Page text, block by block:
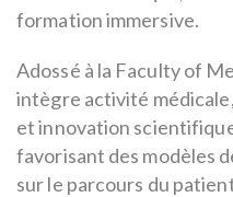
formation immersive.
Adossé à la Faculty of
intègre activité
et innovation
favorisant des modèles
sur le parcours du